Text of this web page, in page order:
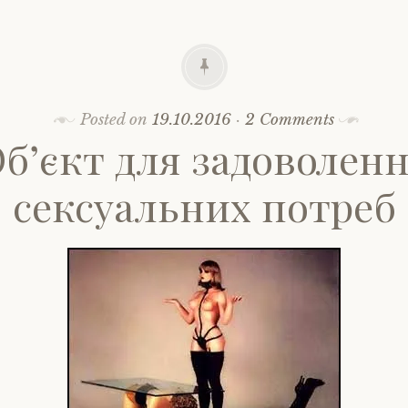
Posted on 19.10.2016 · 2 Comments
для
сексуальних потреб